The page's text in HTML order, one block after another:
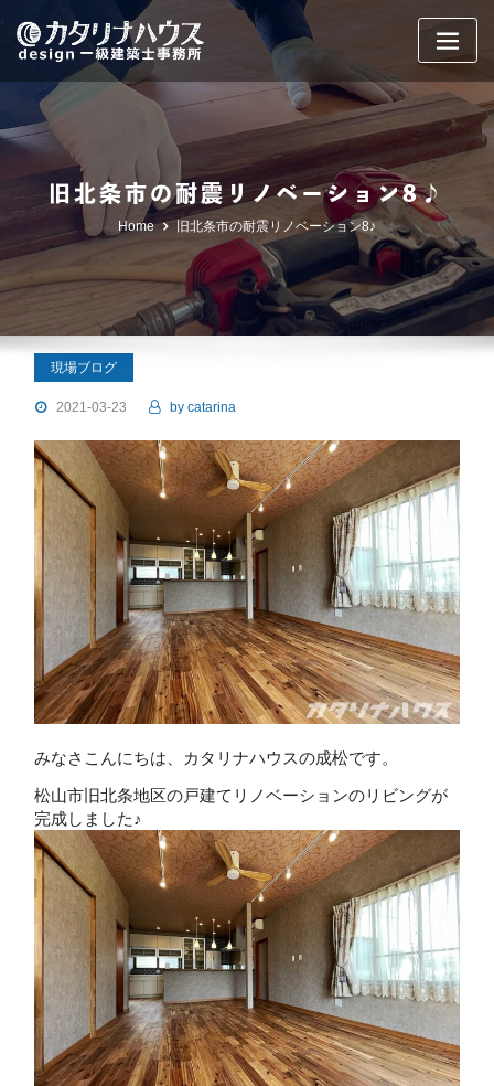
content
旧北条市の耐震リノベーション8♪
Home 旧北条市の耐震リノベーション8♪
現場ブログ
2021-03-23 by catarina
みなさこんにちは、カタリナハウスの成松です。
松山市旧北条地区の戸建てリノベーションのリビングが
完成しました♪